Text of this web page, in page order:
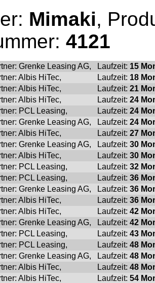
Mimaki,
4121
Grenke Leasing AG, Laufzeit: 15
Albis HiTec, Laufzeit: 18
Albis HiTec, Laufzeit: 21
Albis HiTec, Laufzeit: 24
PCL Leasing, Laufzeit: 24
Grenke Leasing AG, Laufzeit: 24
Albis HiTec, Laufzeit: 27
Grenke Leasing AG, Laufzeit: 30
Albis HiTec, Laufzeit: 30
PCL Leasing, Laufzeit: 32
PCL Leasing, Laufzeit: 36
Grenke Leasing AG, Laufzeit: 36
Albis HiTec, Laufzeit: 36
Albis HiTec, Laufzeit: 42
Grenke Leasing AG, Laufzeit: 42
PCL Leasing, Laufzeit: 43
PCL Leasing, Laufzeit: 48
Grenke Leasing AG, Laufzeit: 48
Albis HiTec, Laufzeit: 48
Albis HiTec, Laufzeit: 54